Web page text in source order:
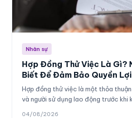
Nhân sự
Hợp Đồng Thử Việc Là Gì?
Biết Để Đảm Bảo Quyền Lợi
Hợp đồng thử việc là một thỏa
và người sử dụng lao động trước khi
04/08/2026